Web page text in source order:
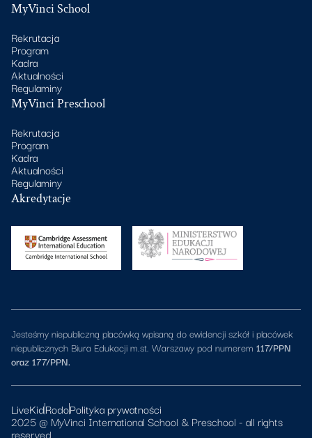
MyVinci School
Rekrutacja
Program
Kadra
Aktualności
Regulaminy
MyVinci Preschool
Rekrutacja
Program
Kadra
Aktualności
Regulaminy
Akredytacje
Jesteśmy niepubliczną placówką wpisaną do ewidencji szkół i placówek
niepublicznych Biura Edukacji m.st. Warszawy pod numerem 117/PPN
oraz 177/PPN.
2025 @ MyVinci International School & Preschool - all rights
reserved
LiveKidRodoPolityka prywatności